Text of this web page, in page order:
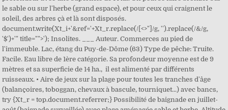
le sable ou sur l'herbe (grand espace), et pour ceux qui craignent le
soleil, des arbres çà et là sont disposés.
document.write(Xt_i+'&ref='+Xt_r.replace(/[<>"]/g, '').replace(/&/g,
'$')+'" title="">'); Insolites. ___ Auteur. Commerces au pied de
l'immeuble. Lac, étang du Puy-de-Dôme (63) Type de pêche: Truite.
Facile. Eau libre de 1ère catégorie. Sa profondeur moyenne est de 9
mètres et sa superficie de 14 ha., il est alimenté par différents
ruisseaux. • Aire de jeux sur la plage pour toutes les tranches d'âge
(balançoires, toboggan, chevaux à bascule, tourniquet...) avec bancs,
try {Xt_r = top.document.referrer;} Possibilité de baignade en juillet-